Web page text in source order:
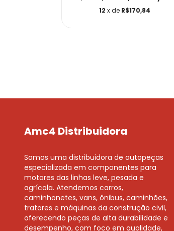
12 x de R$170,84
Amc4 Distribuidora
Somos uma distribuidora de autopeças
especializada em componentes para
motores das linhas leve, pesada e
agrícola. Atendemos carros,
caminhonetes, vans, ônibus, caminhões,
tratores e máquinas da construção civil,
oferecendo peças de alta durabilidade e
desempenho, com foco em qualidade,